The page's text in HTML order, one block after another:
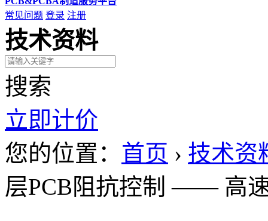
常见问题 登录 注册
技术资料
搜索
立即计价
您的位置： 首页 › 技术资
层PCB阻抗控制 —— 高